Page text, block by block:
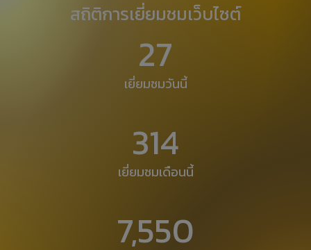
สถิติการเยี่ยมชมเว็บไซต์
27
เยี่ยมชมวันนี้
314
เยี่ยมชมเดือนนี้
7,550